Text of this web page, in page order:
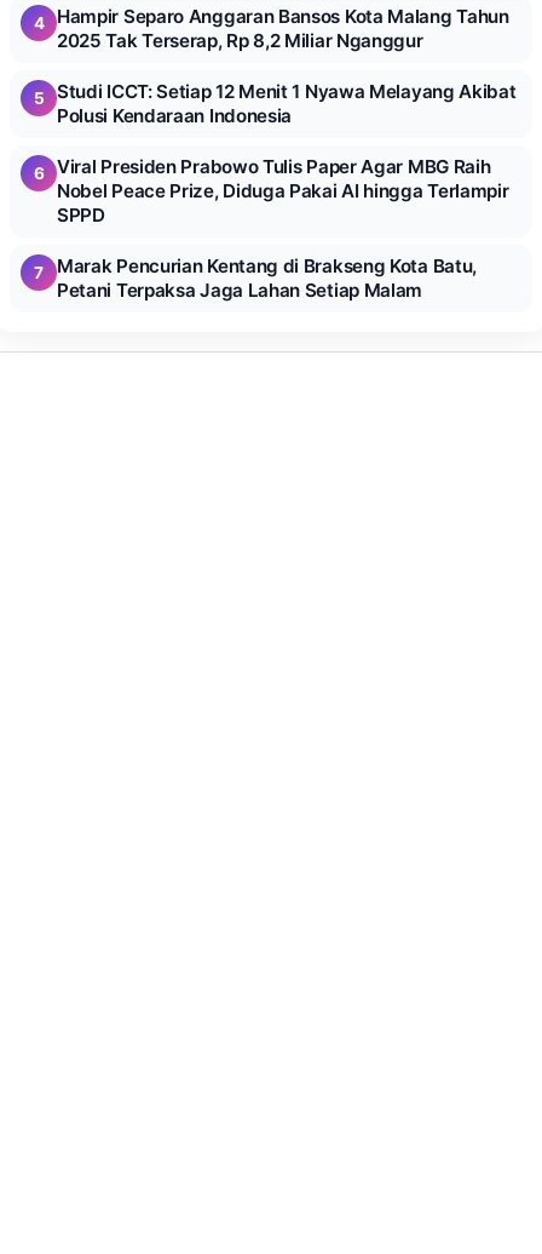
4
Hampir Separo Anggaran Bansos Kota Malang Tahun
2025 Tak Terserap, Rp 8,2 Miliar Nganggur
5
Studi ICCT: Setiap 12 Menit 1 Nyawa Melayang Akibat
Polusi Kendaraan Indonesia
6
Viral Presiden Prabowo Tulis Paper Agar MBG Raih
Nobel Peace Prize, Diduga Pakai AI hingga Terlampir
SPPD
7
Marak Pencurian Kentang di Brakseng Kota Batu,
Petani Terpaksa Jaga Lahan Setiap Malam